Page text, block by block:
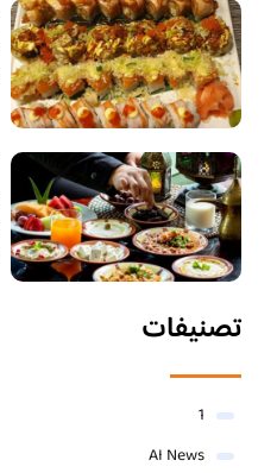
تصنيفات
1
AI News